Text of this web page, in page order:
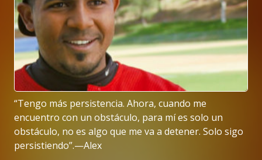
“Tengo más persistencia. Ahora, cuando me
encuentro con un obstáculo, para mí es solo un
obstáculo, no es algo que me va a detener. Solo sigo
persistiendo”.—Alex